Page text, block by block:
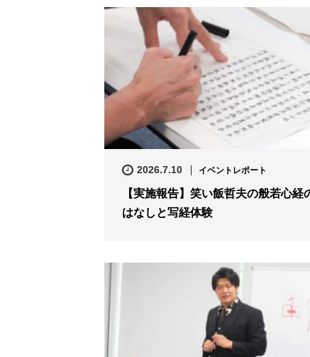
2026.7.10 イベントレポート
【実施報告】笑い飯哲夫の般若心経
はなしと写経体験